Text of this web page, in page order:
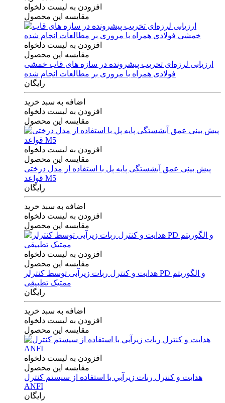
افزودن به لیست دلخواه
مقایسه این محصول
افزودن به لیست دلخواه
مقایسه این محصول
ارزیابی لرزه‌ای تخریب پیشرونده در سازه های قاب خمشی
فولادی همراه با مروری بر مطالعات انجام شده
رایگان
اضافه به سبد خرید
افزودن به لیست دلخواه
مقایسه این محصول
افزودن به لیست دلخواه
مقایسه این محصول
پیش بینی عمق آبشستگی پایه پل با استفاده از مدل درختی
قواعد M5
رایگان
اضافه به سبد خرید
افزودن به لیست دلخواه
مقایسه این محصول
افزودن به لیست دلخواه
مقایسه این محصول
هدایت و کنترل ربات زیرآبی توسط کنترلر PD و الگوریتم
ممتیک تطبیقی
رایگان
اضافه به سبد خرید
افزودن به لیست دلخواه
مقایسه این محصول
افزودن به لیست دلخواه
مقایسه این محصول
هدايت و كنترل ربات زيرآبي با استفاده از سيستم كنترل
ANFI
رایگان